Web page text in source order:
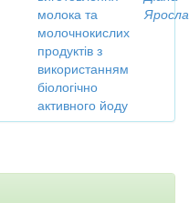
молока та
молочнокислих
продуктів з
використанням
біологічно
активного йоду